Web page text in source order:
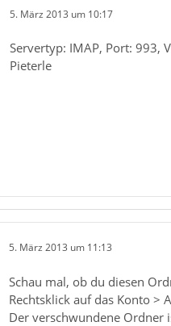
5. März 2013 um 10:17
Servertyp: IMAP, Port: 993,
Pieterle
5. März 2013 um 11:13
Schau mal, ob du diesen
Rechtsklick auf das Konto >
Der verschwundene Ordner